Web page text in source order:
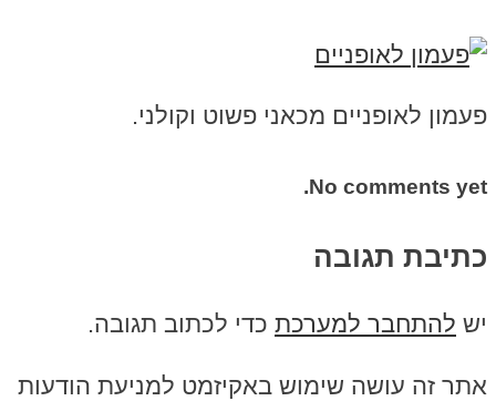
פעמון לאופניים מכאני פשוט וקולני.
No comments yet.
כתיבת תגובה
יש להתחבר למערכת כדי לכתוב תגובה.
אתר זה עושה שימוש באקיזמט למניעת הודעות